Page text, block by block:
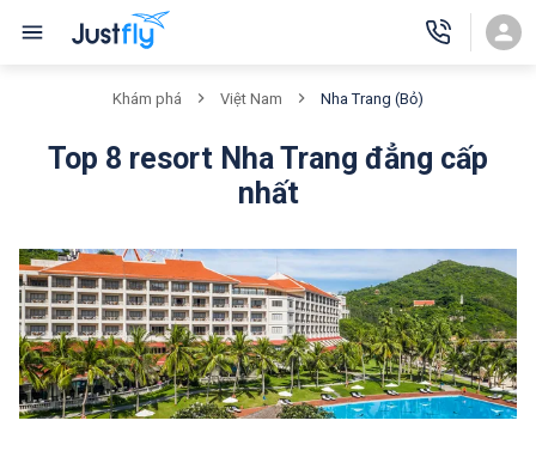
Khám phá Việt Nam Nha Trang (Bỏ)
Top 8 resort Nha Trang đẳng cấp
nhất